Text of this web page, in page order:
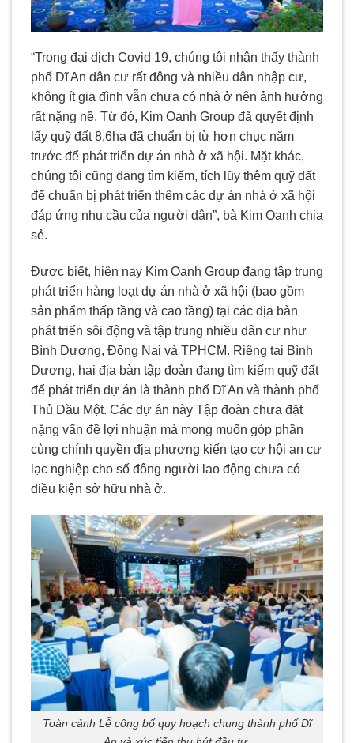
“Trong đại dịch Covid 19, chúng tôi nhận thấy thành
phố Dĩ An dân cư rất đông và nhiều dân nhập cư,
không ít gia đình vẫn chưa có nhà ở nên ảnh hưởng
rất nặng nề. Từ đó, Kim Oanh Group đã quyết định
lấy quỹ đất 8,6ha đã chuẩn bị từ hơn chục năm
trước để phát triển dự án nhà ở xã hội. Mặt khác,
chúng tôi cũng đang tìm kiếm, tích lũy thêm quỹ đất
để chuẩn bị phát triển thêm các dự án nhà ở xã hội
đáp ứng nhu cầu của người dân”, bà Kim Oanh chia
sẻ.
Được biết, hiện nay Kim Oanh Group đang tập trung
phát triển hàng loạt dự án nhà ở xã hội (bao gồm
sản phẩm thấp tầng và cao tầng) tại các địa bàn
phát triển sôi động và tập trung nhiều dân cư như
Bình Dương, Đồng Nai và TPHCM. Riêng tại Bình
Dương, hai địa bàn tập đoàn đang tìm kiếm quỹ đất
để phát triển dự án là thành phố Dĩ An và thành phố
Thủ Dầu Một. Các dự án này Tập đoàn chưa đặt
nặng vấn đề lợi nhuận mà mong muốn góp phần
cùng chính quyền địa phương kiến tạo cơ hội an cư
lạc nghiệp cho số đông người lao động chưa có
điều kiện sở hữu nhà ở.
Toàn cảnh Lễ công bố quy hoạch chung thành phố Dĩ